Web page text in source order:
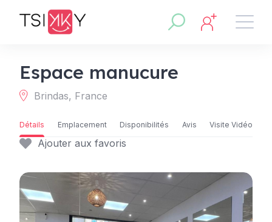
Espace manucure
Brindas, France
Ajouter aux favoris
Détails Emplacement Disponibilités Avis Visite Vidéo